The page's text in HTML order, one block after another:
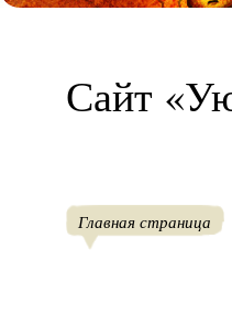
Сайт
Главная страница